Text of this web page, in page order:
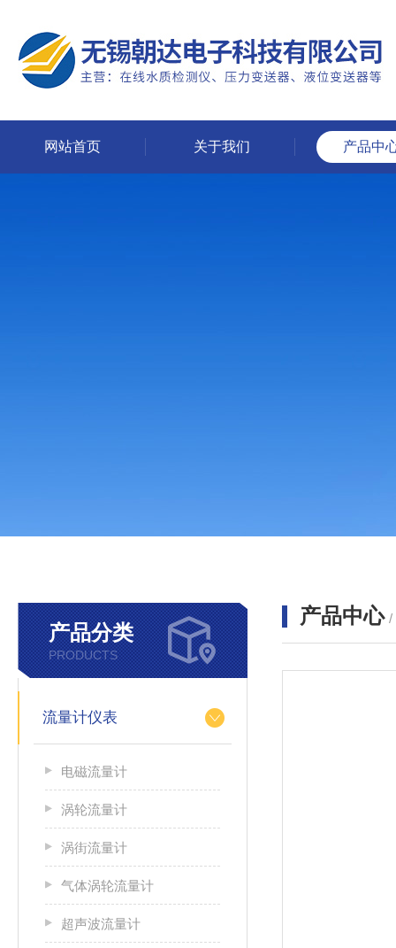
网站首页 关于我们 产品中
产品分类
PRODUCTS
流量计仪表
电磁流量计
涡轮流量计
涡街流量计
气体涡轮流量计
超声波流量计
产品中心 /